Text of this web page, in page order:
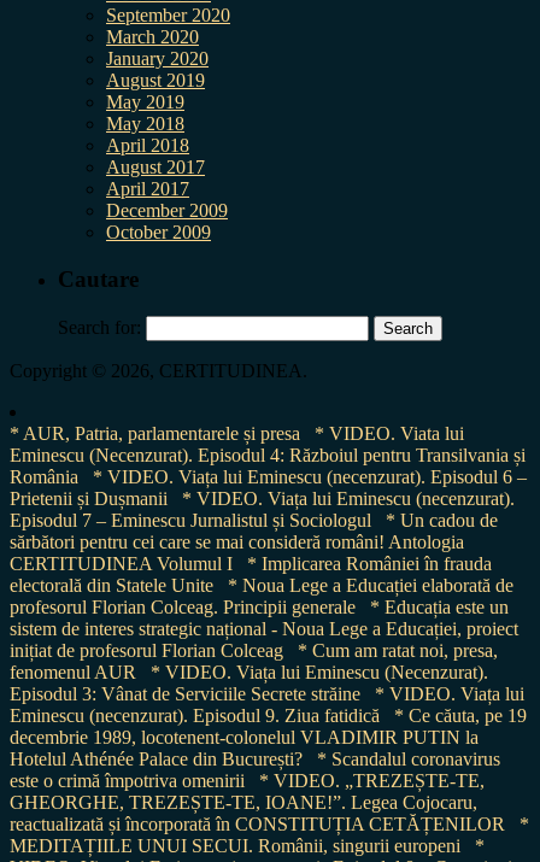
September 2020
March 2020
January 2020
August 2019
May 2019
May 2018
April 2018
August 2017
April 2017
December 2009
October 2009
Cautare
Search for:
Copyright © 2026, CERTITUDINEA.
* AUR, Patria, parlamentarele și presa
* VIDEO. Viata lui
Eminescu (Necenzurat). Episodul 4: Războiul pentru Transilvania și
România
* VIDEO. Viața lui Eminescu (necenzurat). Episodul 6 –
Prietenii și Dușmanii
* VIDEO. Viața lui Eminescu (necenzurat).
Episodul 7 – Eminescu Jurnalistul și Sociologul
* Un cadou de
sărbători pentru cei care se mai consideră români! Antologia
CERTITUDINEA Volumul I
* Implicarea României în frauda
electorală din Statele Unite
* Noua Lege a Educației elaborată de
profesorul Florian Colceag. Principii generale
* Educația este un
sistem de interes strategic național - Noua Lege a Educației, proiect
inițiat de profesorul Florian Colceag
* Cum am ratat noi, presa,
fenomenul AUR
* VIDEO. Viața lui Eminescu (Necenzurat).
Episodul 3: Vânat de Serviciile Secrete străine
* VIDEO. Viața lui
Eminescu (necenzurat). Episodul 9. Ziua fatidică
* Ce căuta, pe 19
decembrie 1989, locotenent-colonelul VLADIMIR PUTIN la
Hotelul Athénée Palace din București?
* Scandalul coronavirus
este o crimă împotriva omenirii
* VIDEO. „TREZEȘTE-TE,
GHEORGHE, TREZEȘTE-TE, IOANE!”. Legea Cojocaru,
reactualizată și încorporată în CONSTITUȚIA CETĂȚENILOR
*
MEDITAȚIILE UNUI SECUI. Românii, singurii europeni
*